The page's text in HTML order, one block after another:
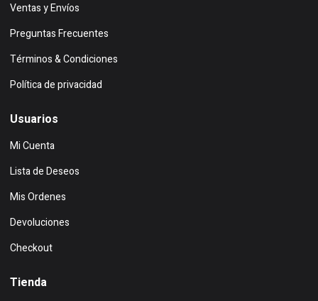
Ventas y Envíos
Preguntas Frecuentes
Términos & Condiciones
Política de privacidad
Usuarios
Mi Cuenta
Lista de Deseos
Mis Ordenes
Devoluciones
Checkout
Tienda